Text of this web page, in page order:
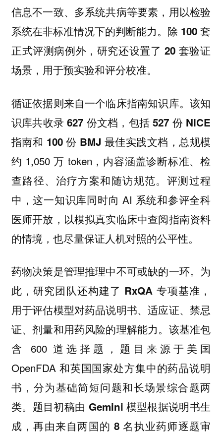
信息不一致、多系统共病等要素，用以检验
系统在非标准情况下的判断能力。 除 100 套
正式评测病例外，研究还设置了 20 套验证
场景，用于预实验和评分校准。
循证依据则来自一个临床指南知识库。 该知
识库共收录 627 份文档，包括 527 份 NICE
指南和 100 份 BMJ 最佳实践文档， 总规模
约 1,050 万 token，内容涵盖诊断标准、检
查路径、治疗方案和随访规范。评测过程
中，这一知识库同时向 AI 系统和参评全科
医师开放，以模拟真实临床中查阅指南资料
的情境，也尽量保证人机对照的公平性。
药物决策是管理推理中不可或缺的一环。为
此，研究团队还构建了 RxQA 专项基准，
用于评估模型对药品说明书、适应证、禁忌
证、剂量和用药风险的理解能力。该基准包
含 600 道选择题，题目来源于美国
OpenFDA 和英国国家处方集中的药品说明
书，分为基础简短问题和长场景综合题两
类。 题目初稿由 Gemini 模型根据说明书生
成，再由来自两国的 8 名执业药师逐题审